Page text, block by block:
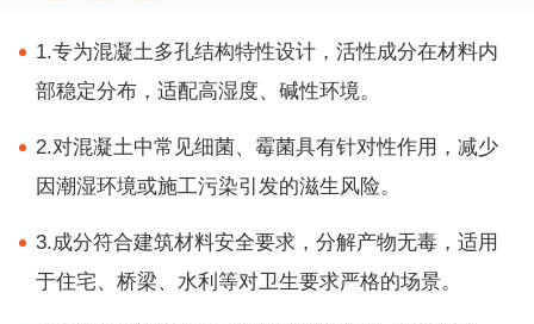
1.专为混凝土多孔结构特性设计，活性成分在材料内
部稳定分布，适配高湿度、碱性环境。
2.对混凝土中常见细菌、霉菌具有针对性作用，减少
因潮湿环境或施工污染引发的滋生风险。
3.成分符合建筑材料安全要求，分解产物无毒，适用
于住宅、桥梁、水利等对卫生要求严格的场景。